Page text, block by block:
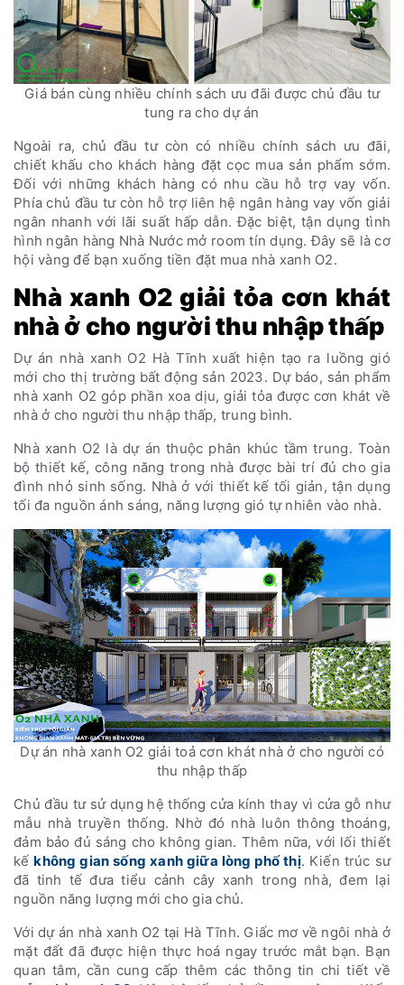
Giá bán cùng nhiều chính sách ưu đãi được chủ đầu tư
tung ra cho dự án
Ngoài ra, chủ đầu tư còn có nhiều chính sách ưu đãi,
chiết khấu cho khách hàng đặt cọc mua sản phẩm sớm.
Đối với những khách hàng có nhu cầu hỗ trợ vay vốn.
Phía chủ đầu tư còn hỗ trợ liên hệ ngân hàng vay vốn giải
ngân nhanh với lãi suất hấp dẫn. Đặc biệt, tận dụng tình
hình ngân hàng Nhà Nước mở room tín dụng. Đây sẽ là cơ
hội vàng để bạn xuống tiền đặt mua nhà xanh O2.
Nhà xanh O2 giải tỏa cơn khát
nhà ở cho người thu nhập thấp
Dự án nhà xanh O2 Hà Tĩnh xuất hiện tạo ra luồng gió
mới cho thị trường bất động sản 2023. Dự báo, sản phẩm
nhà xanh O2 góp phần xoa dịu, giải tỏa được cơn khát về
nhà ở cho người thu nhập thấp, trung bình.
Nhà xanh O2 là dự án thuộc phân khúc tầm trung. Toàn
bộ thiết kế, công năng trong nhà được bài trí đủ cho gia
đình nhỏ sinh sống. Nhà ở với thiết kế tối giản, tận dụng
tối đa nguồn ánh sáng, năng lượng gió tự nhiên vào nhà.
Dự án nhà xanh O2 giải toả cơn khát nhà ở cho người có
thu nhập thấp
Chủ đầu tư sử dụng hệ thống cửa kính thay vì cửa gỗ như
mẫu nhà truyền thống. Nhờ đó nhà luôn thông thoáng,
đảm bảo đủ sáng cho không gian. Thêm nữa, với lối thiết
kếkhông gian sống xanh giữa lòng phố thị. Kiến trúc sư
đã tinh tế đưa tiểu cảnh cây xanh trong nhà, đem lại
nguồn năng lượng mới cho gia chủ.
Với dự án nhà xanh O2 tại Hà Tĩnh. Giấc mơ về ngôi nhà ở
mặt đất đã được hiện thực hoá ngay trước mắt bạn. Bạn
quan tâm, cần cung cấp thêm các thông tin chi tiết về